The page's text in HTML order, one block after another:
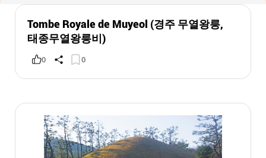
Tombe Royale de Muyeol (경주 무열왕릉,
태종무열왕릉비)
0 0